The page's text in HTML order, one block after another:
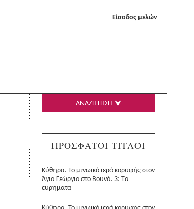
Είσοδος μελών
ΑΝΑΖΗΤΗΣΗ
ΠΡΟΣΦΑΤΟΙ ΤΙΤΛΟΙ
Κύθηρα. Το μινωικό ιερό κορυφής στον
Άγιο Γεώργιο στο Βουνό. 3: Τα
ευρήματα